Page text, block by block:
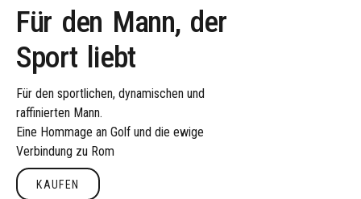
Für den Mann, der
Sport liebt
Für den sportlichen, dynamischen und
raffinierten Mann.
Eine Hommage an Golf und die ewige
Verbindung zu Rom
KAUFEN